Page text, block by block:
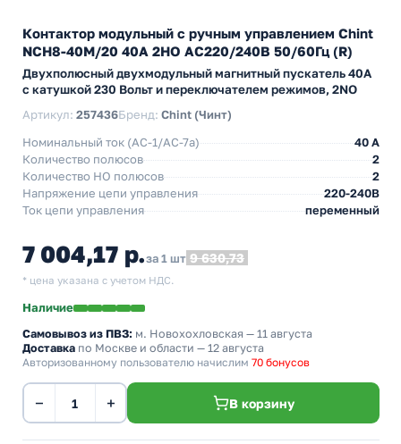
Контактор модульный с ручным управлением Chint
NCH8-40M/20 40А 2НО АС220/240В 50/60Гц (R)
Двухполюсный двухмодульный магнитный пускатель 40А
с катушкой 230 Вольт и переключателем режимов, 2NO
Артикул: 257436Бренд: Chint (Чинт)
Номинальный ток (АС-1/AC-7a)
40 A
Количество полюсов
2
Количество НO полюсов
2
Напряжение цепи управления
220-240В
Ток цепи управления
переменный
7 004,17 р.за 1 шт 9 630,73
* цена указана с учетом НДС.
Наличие
Самовывоз из ПВЗ: м. Новохохловская — 11 августа
Доставка по Москве и области — 12 августа
Авторизованному пользователю начислим 70 бонусов
− + В корзину